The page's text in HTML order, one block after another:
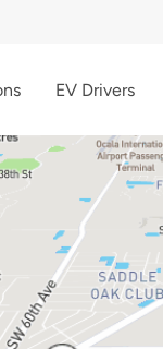
EV Drivers